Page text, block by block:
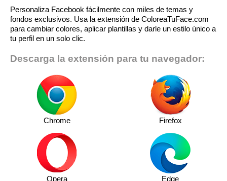
Personaliza Facebook fácilmente con miles de temas y
fondos exclusivos. Usa la extensión de ColoreaTuFace.com
para cambiar colores, aplicar plantillas y darle un estilo único a
tu perfil en un solo clic.
Descarga la extensión para tu navegador:
Chrome Firefox
Opera Edge